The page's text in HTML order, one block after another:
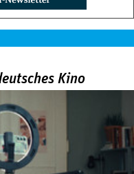
Kino